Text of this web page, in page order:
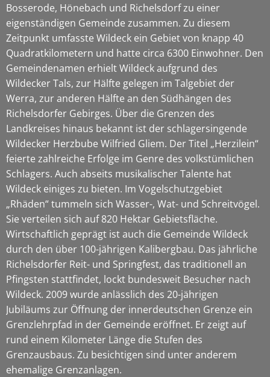
Bosserode, Hönebach und Richelsdorf zu einer
eigenständigen Gemeinde zusammen. Zu diesem
Zeitpunkt umfasste Wildeck ein Gebiet von knapp 40
Quadratkilometern und hatte circa 6300 Einwohner. Den
Gemeindenamen erhielt Wildeck aufgrund des
Wildecker Tals, zur Hälfte gelegen im Talgebiet der
Werra, zur anderen Hälfte an den Südhängen des
Richelsdorfer Gebirges. Über die Grenzen des
Landkreises hinaus bekannt ist der schlagersingende
Wildecker Herzbube Wilfried Gliem. Der Titel „Herzilein“
feierte zahlreiche Erfolge im Genre des volkstümlichen
Schlagers. Auch abseits musikalischer Talente hat
Wildeck einiges zu bieten. Im Vogelschutzgebiet
„Rhäden“ tummeln sich Wasser-, Wat- und Schreitvögel.
Sie verteilen sich auf 820 Hektar Gebietsfläche.
Wirtschaftlich geprägt ist auch die Gemeinde Wildeck
durch den über 100-jährigen Kalibergbau. Das jährliche
Richelsdorfer Reit- und Springfest, das traditionell an
Pfingsten stattfindet, lockt bundesweit Besucher nach
Wildeck. 2009 wurde anlässlich des 20-jährigen
Jubiläums zur Öffnung der innerdeutschen Grenze ein
Grenzlehrpfad in der Gemeinde eröffnet. Er zeigt auf
rund einem Kilometer Länge die Stufen des
Grenzausbaus. Zu besichtigen sind unter anderem
ehemalige Grenzanlagen.